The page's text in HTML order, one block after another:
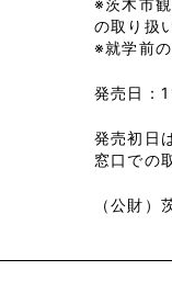
の取り扱
※就学前
発売日：
発売初日
窓口での
（公財